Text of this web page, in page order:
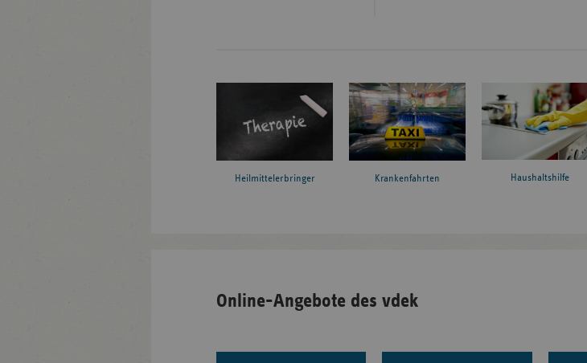
Heilmittelerbringer Krankenfahrten Haushaltshilfe
Online-Angebote des vdek